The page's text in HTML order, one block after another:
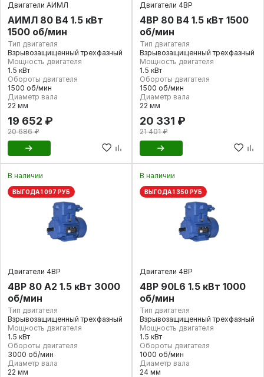
Двигатели АИМЛ
АИМЛ 80 В4 1.5 кВт
1500 об/мин
Тип двигателя
Взрывозащищенный трехфазный
Мощность двигателя
1.5 кВт
Обороты двигателя
1500 об/мин
Диаметр вала
22 мм
19 652 ₽
20 686 ₽
Двигатели 4ВР
4ВР 80 В4 1.5 кВт 1500
об/мин
Тип двигателя
Взрывозащищенный трехфазный
Мощность двигателя
1.5 кВт
Обороты двигателя
1500 об/мин
Диаметр вала
22 мм
20 331 ₽
21 401 ₽
В наличии
ВЫГОДА 1 097 РУБ
Двигатели 4ВР
4ВР 80 А2 1.5 кВт 3000
об/мин
Тип двигателя
Взрывозащищенный трехфазный
Мощность двигателя
1.5 кВт
Обороты двигателя
3000 об/мин
Диаметр вала
22 мм
В наличии
ВЫГОДА 1 350 РУБ
Двигатели 4ВР
4ВР 90L6 1.5 кВт 1000
об/мин
Тип двигателя
Взрывозащищенный трехфазный
Мощность двигателя
1.5 кВт
Обороты двигателя
1000 об/мин
Диаметр вала
24 мм